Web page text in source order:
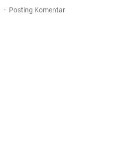
Posting Komentar